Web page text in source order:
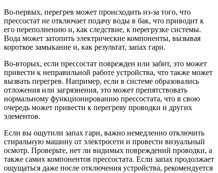
Во-первых, перегрев может происходить из-за того, что
прессостат не отключает подачу воды в бак, что приводит к
его переполнению и, как следствие, к перегрузке системы.
Вода может затопить электрические компоненты, вызывая
короткое замыкание и, как результат, запах гари.
Во-вторых, если прессостат поврежден или забит, это может
привести к неправильной работе устройства, что также может
вызвать перегрев. Например, если в системе образовались
отложения или загрязнения, это может препятствовать
нормальному функционированию прессостата, что в свою
очередь может привести к перегреву проводки и других
элементов.
Если вы ощутили запах гари, важно немедленно отключить
стиральную машину от электросети и провести визуальный
осмотр. Проверьте, нет ли видимых повреждений проводки, а
также самих компонентов прессостата. Если запах продолжает
ощущаться даже после отключения устройства, рекомендуется